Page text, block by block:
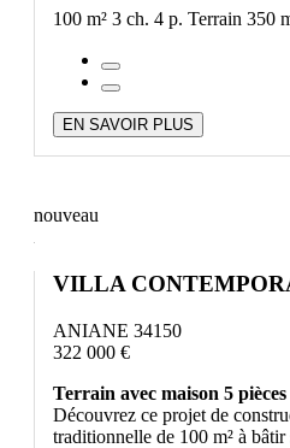
100 m² 3 ch. 4 p. Terrain 350
EN SAVOIR PLUS
nouveau
VILLA
ANIANE 34150
322 000 €
Terrain avec maison 5
Découvrez ce projet de
traditionnelle de 100 m² à